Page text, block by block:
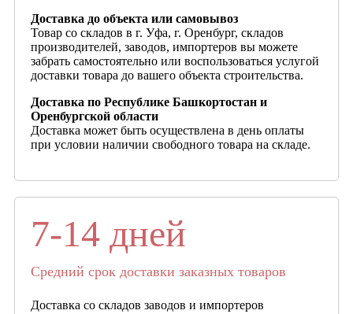
Доставка до объекта или самовывоз
Товар со складов в г. Уфа, г. Оренбург, складов
производителей, заводов, импортеров вы можете
забрать самостоятельно или воспользоваться услугой
доставки товара до вашего объекта строительства.
Доставка по Республике Башкортостан и
Оренбургской области
Доставка может быть осуществлена в день оплаты
при условии наличии свободного товара на складе.
7-14 дней
Средний срок доставки заказных товаров
Доставка со складов заводов и импортеров